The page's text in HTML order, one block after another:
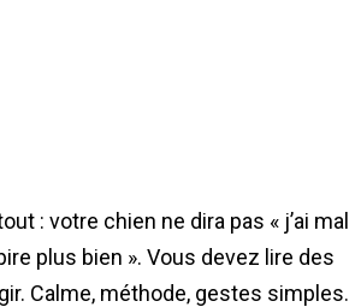
: votre chien ne dira pas « j’ai mal
plus bien ». Vous devez lire des
Calme, méthode, gestes simples.